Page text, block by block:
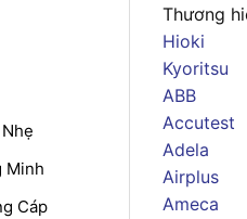
Minh
Cáp
Thương
Hioki
Kyoritsu
ABB
Accutest
Adela
Airplus
Ameca